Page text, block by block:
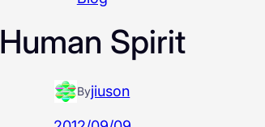
Human Spirit
Byjiuson